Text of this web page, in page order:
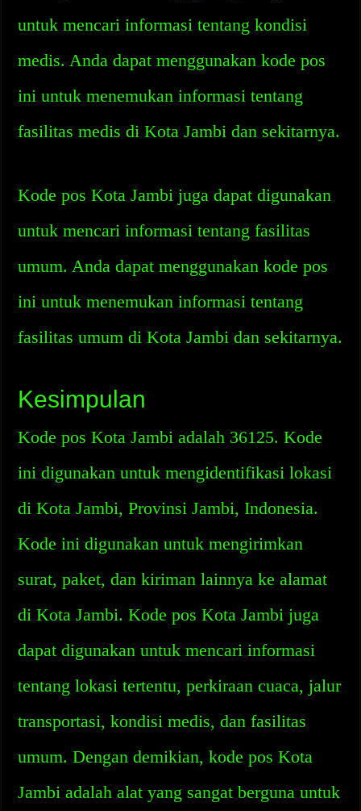
untuk mencari informasi tentang kondisi
medis. Anda dapat menggunakan kode pos
ini untuk menemukan informasi tentang
fasilitas medis di Kota Jambi dan sekitarnya.
Kode pos Kota Jambi juga dapat digunakan
untuk mencari informasi tentang fasilitas
umum. Anda dapat menggunakan kode pos
ini untuk menemukan informasi tentang
fasilitas umum di Kota Jambi dan sekitarnya.
Kesimpulan
Kode pos Kota Jambi adalah 36125. Kode
ini digunakan untuk mengidentifikasi lokasi
di Kota Jambi, Provinsi Jambi, Indonesia.
Kode ini digunakan untuk mengirimkan
surat, paket, dan kiriman lainnya ke alamat
di Kota Jambi. Kode pos Kota Jambi juga
dapat digunakan untuk mencari informasi
tentang lokasi tertentu, perkiraan cuaca, jalur
transportasi, kondisi medis, dan fasilitas
umum. Dengan demikian, kode pos Kota
Jambi adalah alat yang sangat berguna untuk